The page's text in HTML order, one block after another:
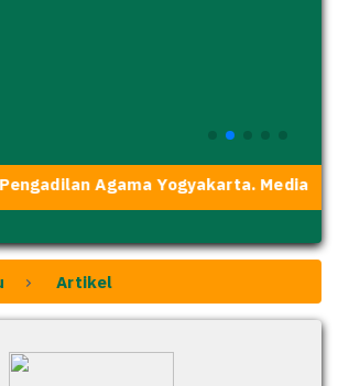
Agama Yogyakarta. Media
Artikel